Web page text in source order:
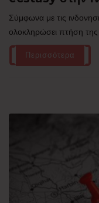
Σύμφωνα με τις
ολοκληρώσει πτήση
Περισσότερα